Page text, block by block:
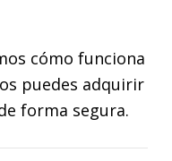
cómo funciona
puedes adquirir
forma segura.